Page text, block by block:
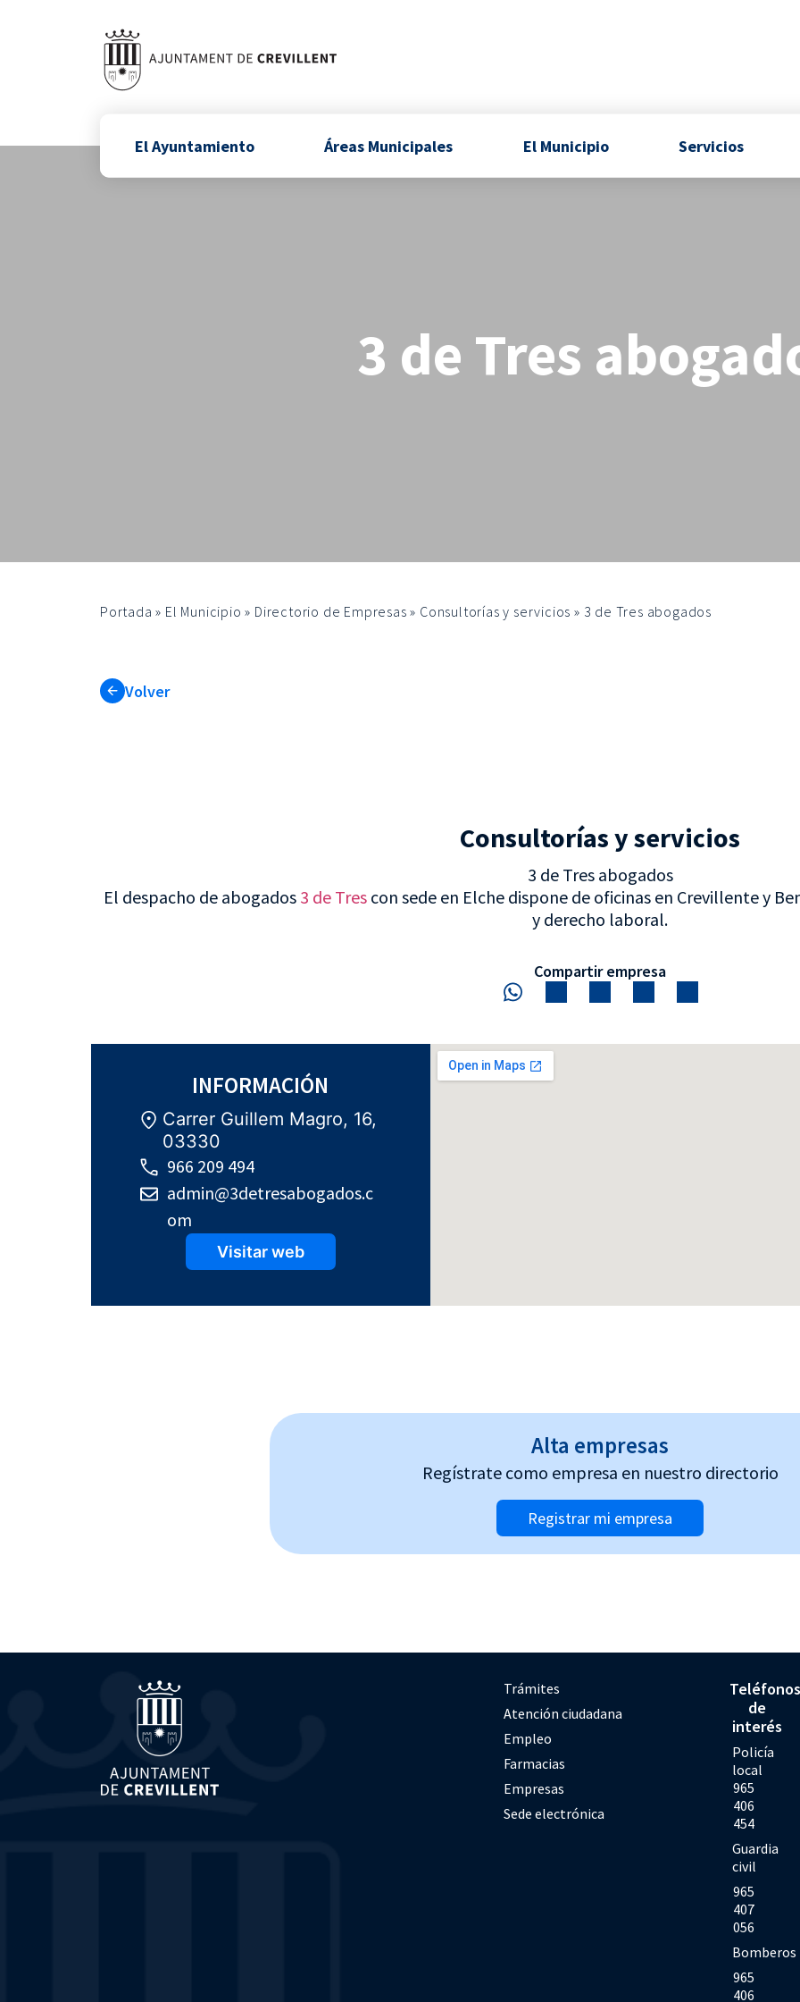
El Ayuntamiento Áreas Municipales El Municipio Servicios
3 de Tres
Portada » El Municipio » Directorio de Empresas » Consultorías y servicios » 3 de Tres abogados
Volver
Consultorías y servicios
3 de Tres abogados
El despacho de abogados 3 de Trescon sede en Elche dispone de oficinas en Crevillente y
y derecho laboral.
Compartir empresa
INFORMACIÓN
Carrer Guillem Magro, 16,
03330
966 209 494
admin@3detresabogados.c
om
Visitar web
Alta empresas
Regístrate como empresa en nuestro directorio
Registrar mi empresa
Trámites
Atención ciudadana
Empleo
Farmacias
Empresas
Sede electrónica
Teléfonos
de
interés
Policía
local
965
406
454
Guardia
civil
965
407
056
Bomberos
965
406